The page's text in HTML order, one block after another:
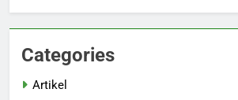
Categories
Artikel